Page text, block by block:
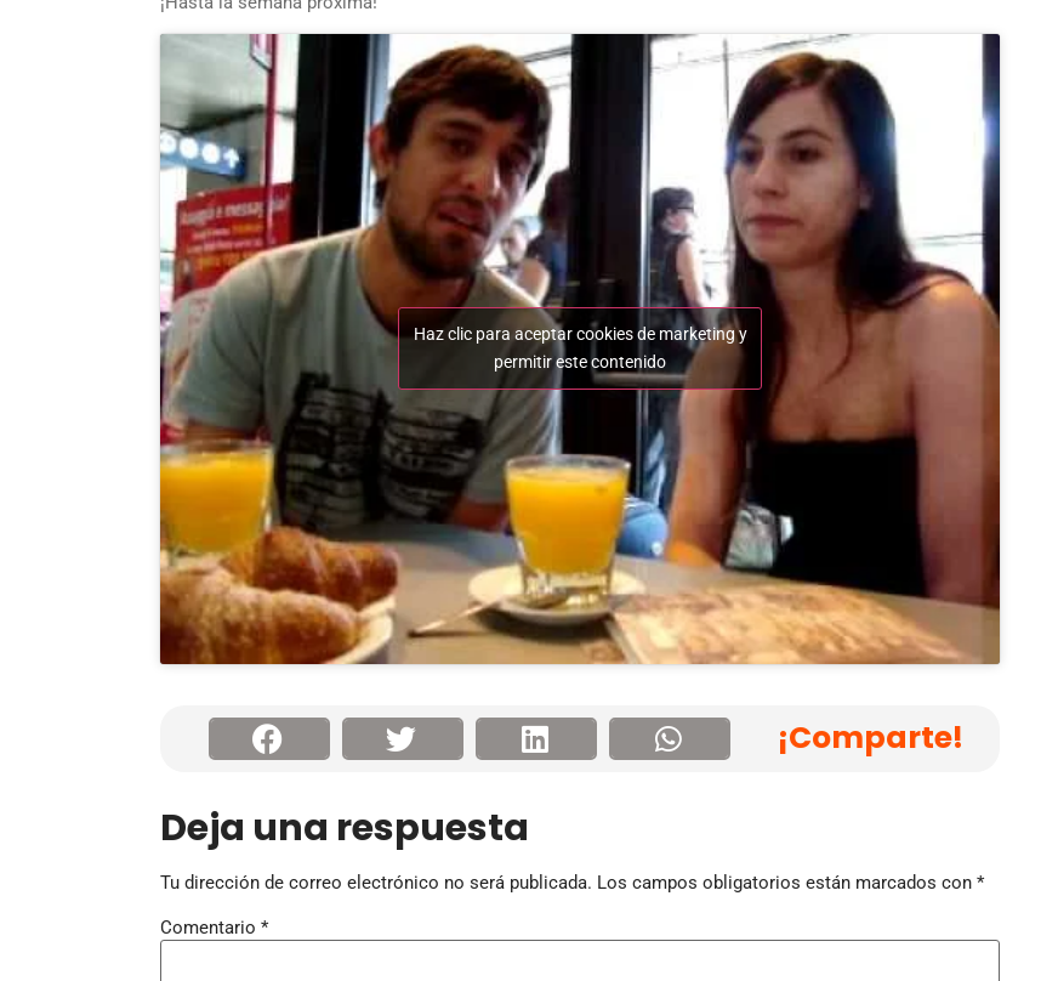
Haz clic para aceptar cookies de marketing y
permitir este contenido
¡Comparte!
Deja una respuesta
Tu dirección de correo electrónico no será publicada. Los campos obligatorios están marcados con *
Comentario *